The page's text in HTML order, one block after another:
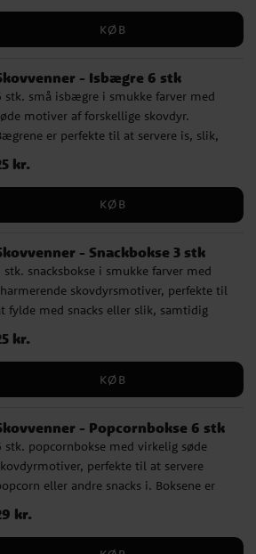
KØB
- Isbægre 6 stk
stk. små isbægre i smukke farver med
motiver af forskellige skovdyr.
er perfekte til at servere is, slik,
snacks eller andre lækkerier i. De rummer
ml og har en størrelse på 6 × 7 cm.
:25 kr.
kr.
KØB
- Snackbokse 3 stk
stk. snacksbokse i smukke farver med
skovdyrsmotiver, perfekte til
fylde med snacks eller slik, samtidig
med at de også er dekorative. Bokserne er
af pap og har en størrelse på 15 x 10 x
:25 kr.
kr.
KØB
- Popcornbokse 6 stk
stk. popcornbokse med virkelig søde
perfekte til at servere
eller andre snacks i. Boksene er
:29 kr.
kr.